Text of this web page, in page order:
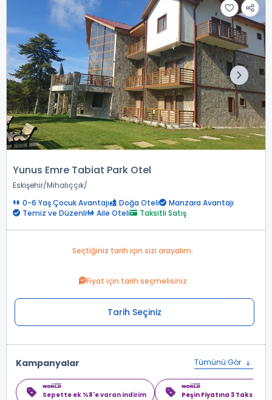
Yunus Emre Tabiat Park Otel
Eskişehir Mihalıççık
0-6 Yaş Çocuk Avantajı
Doğa Oteli
Manzara Avantajı
Temiz ve Düzenli
Aile Oteli Taksitli Satış
Seçtiğiniz tarih için sizi arayalım.
Fiyat için tarih seçmelisiniz
Tarih Seçiniz
Kampanyalar Tümünü Gör
Sepette ek %8'e varan indirim Peşin Fiyatına 3 Taksit